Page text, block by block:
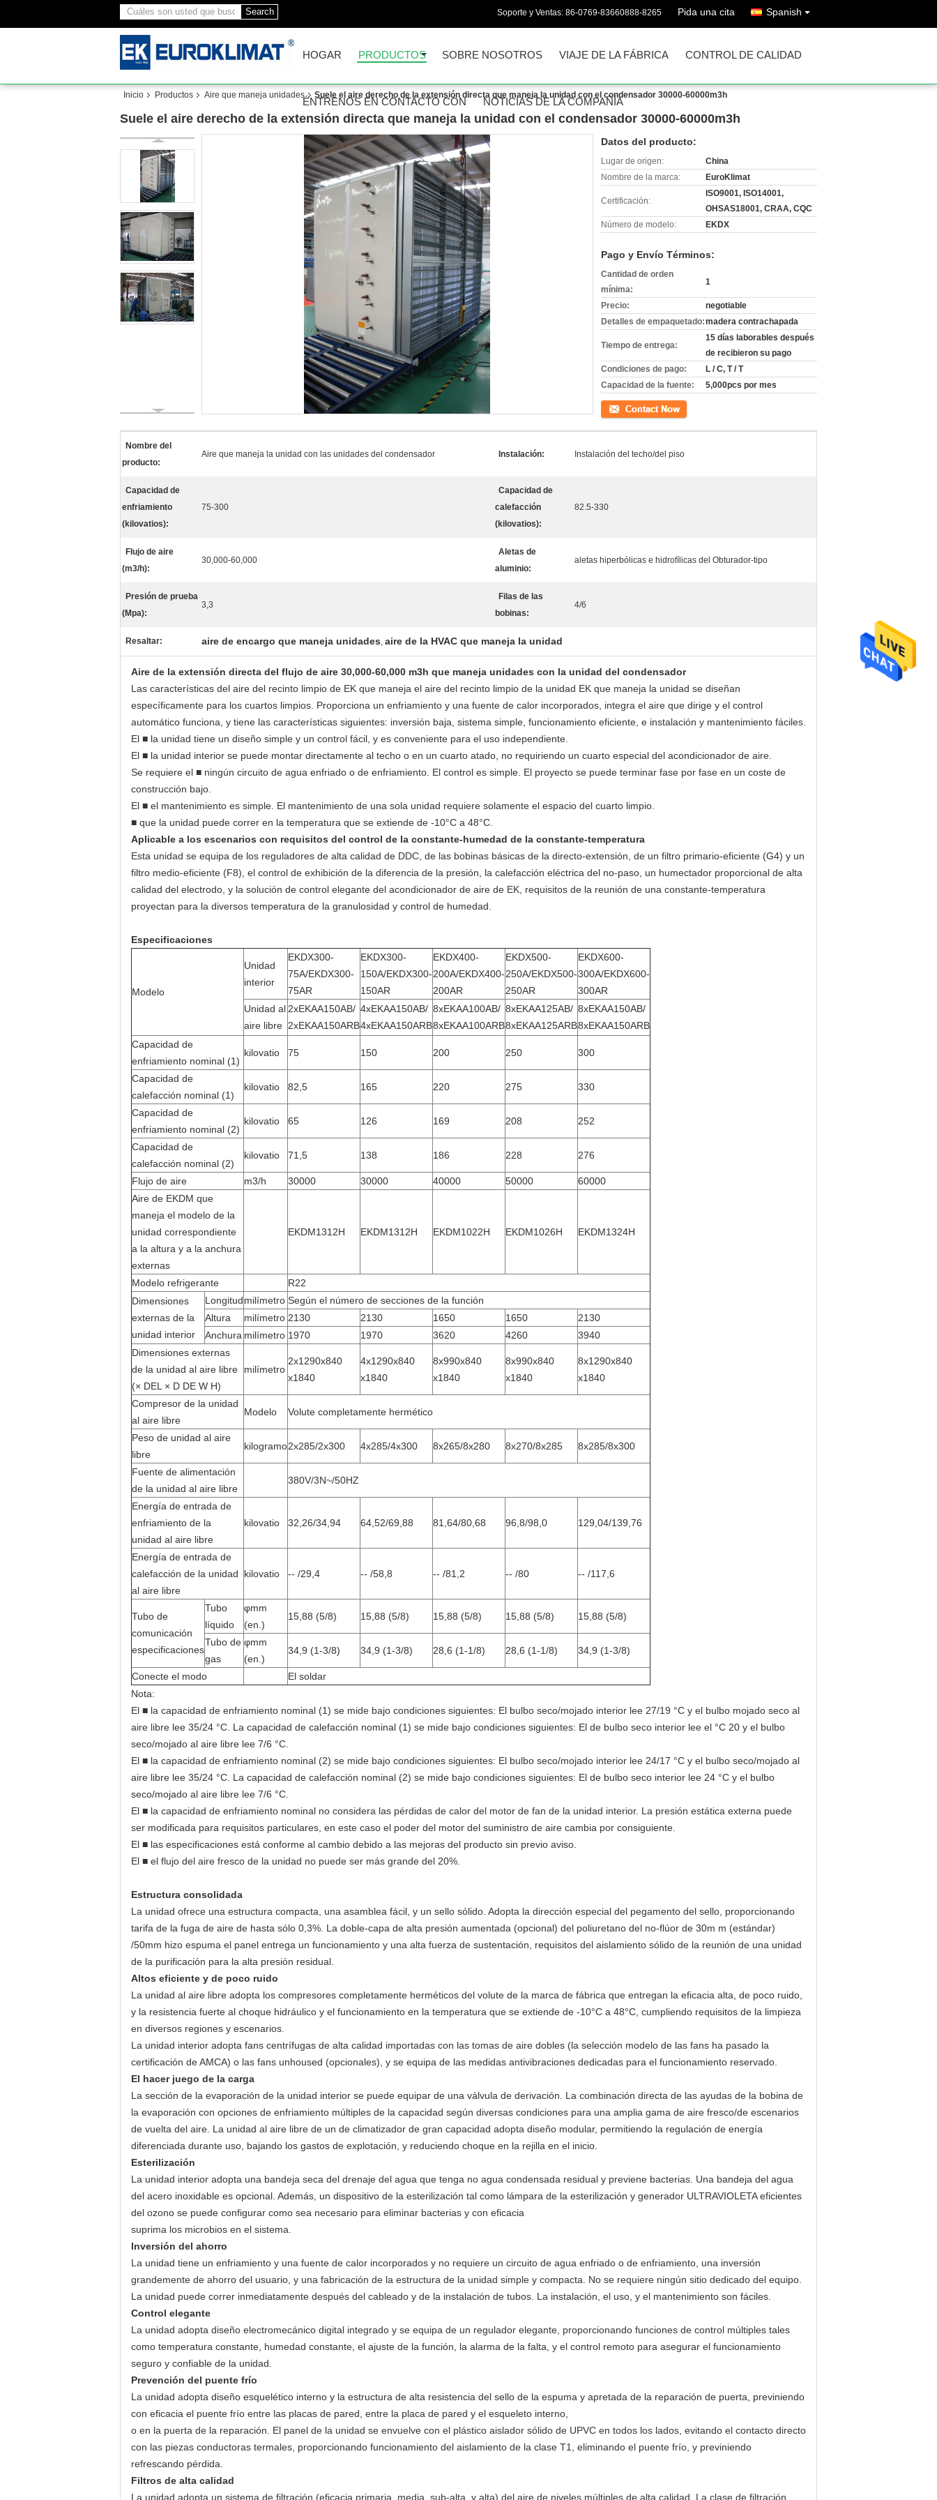
Search Soporte y Ventas: 86-0769-83660888-8265 Pida una cita Spanish
HOGAR PRODUCTOS SOBRE NOSOTROS VIAJE DE LA FÁBRICA CONTROL DE CALIDAD
ÉNTRENOS EN CONTACTO CON NOTICIAS DE LA COMPAÑÍA
Inicio Productos Aire que maneja unidades Suele el aire derecho de la extensión directa que maneja la unidad con el condensador 30000-60000m3h
Suele el aire derecho de la extensión directa que maneja la unidad con el condensador 30000-60000m3h
Datos del producto:
Lugar de origen:
China
Nombre de la marca:
EuroKlimat
Certificación:
ISO9001, ISO14001,
OHSAS18001, CRAA, CQC
Número de modelo:
EKDX
Pago y Envío Términos:
Cantidad de orden
mínima:
1
Precio:
negotiable
Detalles de empaquetado:madera contrachapada
Tiempo de entrega:
15 días laborables después
de recibieron su pago
Condiciones de pago:
L / C, T / T
Capacidad de la fuente:
5,000pcs por mes
Contacto
Nombre del
producto:
Aire que maneja la unidad con las unidades del condensador Instalación: Instalación del techo/del piso
Capacidad de
enfriamiento
(kilovatios):
75-300
Capacidad de
calefacción
(kilovatios):
82.5-330
Flujo de aire
(m3/h):
30,000-60,000
Aletas de
aluminio:
aletas hiperbólicas e hidrofílicas del Obturador-tipo
Presión de prueba
(Mpa):
3,3
Filas de las
bobinas:
4/6
Resaltar: aire de encargo que maneja unidades, aire de la HVAC que maneja la unidad
Aire de la extensión directa del flujo de aire 30,000-60,000 m3h que maneja unidades con la unidad del condensador
Las características del aire del recinto limpio de EK que maneja el aire del recinto limpio de la unidad EK que maneja la unidad se diseñan
específicamente para los cuartos limpios. Proporciona un enfriamiento y una fuente de calor incorporados, integra el aire que dirige y el control
automático funciona, y tiene las características siguientes: inversión baja, sistema simple, funcionamiento eficiente, e instalación y mantenimiento fáciles.
El ■ la unidad tiene un diseño simple y un control fácil, y es conveniente para el uso independiente.
El ■ la unidad interior se puede montar directamente al techo o en un cuarto atado, no requiriendo un cuarto especial del acondicionador de aire.
Se requiere el ■ ningún circuito de agua enfriado o de enfriamiento. El control es simple. El proyecto se puede terminar fase por fase en un coste de
construcción bajo.
El ■ el mantenimiento es simple. El mantenimiento de una sola unidad requiere solamente el espacio del cuarto limpio.
■ que la unidad puede correr en la temperatura que se extiende de -10°C a 48°C.
Aplicable a los escenarios con requisitos del control de la constante-humedad de la constante-temperatura
Esta unidad se equipa de los reguladores de alta calidad de DDC, de las bobinas básicas de la directo-extensión, de un filtro primario-eficiente (G4) y un
filtro medio-eficiente (F8), el control de exhibición de la diferencia de la presión, la calefacción eléctrica del no-paso, un humectador proporcional de alta
calidad del electrodo, y la solución de control elegante del acondicionador de aire de EK, requisitos de la reunión de una constante-temperatura
proyectan para la diversos temperatura de la granulosidad y control de humedad.
Especificaciones
Modelo
Unidad
interior
EKDX300-
75A/EKDX300-
75AR
EKDX300-
150A/EKDX300-
150AR
EKDX400-
200A/EKDX400-
200AR
EKDX500-
250A/EKDX500-
250AR
EKDX600-
300A/EKDX600-
300AR
Unidad al
aire libre
2xEKAA150AB/
2xEKAA150ARB
4xEKAA150AB/
4xEKAA150ARB
8xEKAA100AB/
8xEKAA100ARB
8xEKAA125AB/
8xEKAA125ARB
8xEKAA150AB/
8xEKAA150ARB
Capacidad de
enfriamiento nominal (1)
kilovatio 75 150 200 250 300
Capacidad de
calefacción nominal (1)
kilovatio 82,5 165 220 275 330
Capacidad de
enfriamiento nominal (2)
kilovatio 65 126 169 208 252
Capacidad de
calefacción nominal (2)
kilovatio 71,5 138 186 228 276
Flujo de aire m3/h 30000 30000 40000 50000
60000
Aire de EKDM que
maneja el modelo de la
unidad correspondiente
a la altura y a la anchura
externas
EKDM1312H EKDM1312H EKDM1022H EKDM1026H EKDM1324H
Modelo refrigerante
R22
Dimensiones
externas de la
unidad interior
Longitudmilímetro Según el número de secciones de la función
Altura
milímetro 2130 2130 1650 1650
2130
Anchura milímetro 1970 1970 3620 4260
3940
Dimensiones externas
de la unidad al aire libre
(× DEL × D DE W H)
milímetro
2x1290x840
x1840
4x1290x840
x1840
8x990x840
x1840
8x990x840
x1840
8x1290x840
x1840
Compresor de la unidad
al aire libre
Modelo Volute completamente hermético
Peso de unidad al aire
libre
kilogramo2x285/2x300 4x285/4x300 8x265/8x280 8x270/8x285 8x285/8x300
Fuente de alimentación
de la unidad al aire libre
380V/3N~/50HZ
Energía de entrada de
enfriamiento de la
unidad al aire libre
kilovatio 32,26/34,94 64,52/69,88 81,64/80,68 96,8/98,0 129,04/139,76
Energía de entrada de
calefacción de la unidad
al aire libre
kilovatio -- /29,4 -- /58,8 -- /81,2 -- /80 -- /117,6
Tubo de
comunicación
especificaciones
Tubo
líquido
φmm
(en.)
15,88 (5/8) 15,88 (5/8) 15,88 (5/8) 15,88 (5/8) 15,88 (5/8)
Tubo de
gas
φmm
(en.)
34,9 (1-3/8) 34,9 (1-3/8) 28,6 (1-1/8) 28,6 (1-1/8) 34,9 (1-3/8)
Conecte el modo
El soldar
Nota:
El ■ la capacidad de enfriamiento nominal (1) se mide bajo condiciones siguientes: El bulbo seco/mojado interior lee 27/19 °C y el bulbo mojado seco al
aire libre lee 35/24 °C. La capacidad de calefacción nominal (1) se mide bajo condiciones siguientes: El de bulbo seco interior lee el °C 20 y el bulbo
seco/mojado al aire libre lee 7/6 °C.
El ■ la capacidad de enfriamiento nominal (2) se mide bajo condiciones siguientes: El bulbo seco/mojado interior lee 24/17 °C y el bulbo seco/mojado al
aire libre lee 35/24 °C. La capacidad de calefacción nominal (2) se mide bajo condiciones siguientes: El de bulbo seco interior lee 24 °C y el bulbo
seco/mojado al aire libre lee 7/6 °C.
El ■ la capacidad de enfriamiento nominal no considera las pérdidas de calor del motor de fan de la unidad interior. La presión estática externa puede
ser modificada para requisitos particulares, en este caso el poder del motor del suministro de aire cambia por consiguiente.
El ■ las especificaciones está conforme al cambio debido a las mejoras del producto sin previo aviso.
El ■ el flujo del aire fresco de la unidad no puede ser más grande del 20%.
Estructura consolidada
La unidad ofrece una estructura compacta, una asamblea fácil, y un sello sólido. Adopta la dirección especial del pegamento del sello, proporcionando
tarifa de la fuga de aire de hasta sólo 0,3%. La doble-capa de alta presión aumentada (opcional) del poliuretano del no-flúor de 30m m (estándar)
/50mm hizo espuma el panel entrega un funcionamiento y una alta fuerza de sustentación, requisitos del aislamiento sólido de la reunión de una unidad
de la purificación para la alta presión residual.
Altos eficiente y de poco ruido
La unidad al aire libre adopta los compresores completamente herméticos del volute de la marca de fábrica que entregan la eficacia alta, de poco ruido,
y la resistencia fuerte al choque hidráulico y el funcionamiento en la temperatura que se extiende de -10°C a 48°C, cumpliendo requisitos de la limpieza
en diversos regiones y escenarios.
La unidad interior adopta fans centrífugas de alta calidad importadas con las tomas de aire dobles (la selección modelo de las fans ha pasado la
certificación de AMCA) o las fans unhoused (opcionales), y se equipa de las medidas antivibraciones dedicadas para el funcionamiento reservado.
El hacer juego de la carga
La sección de la evaporación de la unidad interior se puede equipar de una válvula de derivación. La combinación directa de las ayudas de la bobina de
la evaporación con opciones de enfriamiento múltiples de la capacidad según diversas condiciones para una amplia gama de aire fresco/de escenarios
de vuelta del aire. La unidad al aire libre de un de climatizador de gran capacidad adopta diseño modular, permitiendo la regulación de energía
diferenciada durante uso, bajando los gastos de explotación, y reduciendo choque en la rejilla en el inicio.
Esterilización
La unidad interior adopta una bandeja seca del drenaje del agua que tenga no agua condensada residual y previene bacterias. Una bandeja del agua
del acero inoxidable es opcional. Además, un dispositivo de la esterilización tal como lámpara de la esterilización y generador ULTRAVIOLETA eficientes
del ozono se puede configurar como sea necesario para eliminar bacterias y con eficacia
suprima los microbios en el sistema.
Inversión del ahorro
La unidad tiene un enfriamiento y una fuente de calor incorporados y no requiere un circuito de agua enfriado o de enfriamiento, una inversión
grandemente de ahorro del usuario, y una fabricación de la estructura de la unidad simple y compacta. No se requiere ningún sitio dedicado del equipo.
La unidad puede correr inmediatamente después del cableado y de la instalación de tubos. La instalación, el uso, y el mantenimiento son fáciles.
Control elegante
La unidad adopta diseño electromecánico digital integrado y se equipa de un regulador elegante, proporcionando funciones de control múltiples tales
como temperatura constante, humedad constante, el ajuste de la función, la alarma de la falta, y el control remoto para asegurar el funcionamiento
seguro y confiable de la unidad.
Prevención del puente frío
La unidad adopta diseño esquelético interno y la estructura de alta resistencia del sello de la espuma y apretada de la reparación de puerta, previniendo
con eficacia el puente frío entre las placas de pared, entre la placa de pared y el esqueleto interno,
o en la puerta de la reparación. El panel de la unidad se envuelve con el plástico aislador sólido de UPVC en todos los lados, evitando el contacto directo
con las piezas conductoras termales, proporcionando funcionamiento del aislamiento de la clase T1, eliminando el puente frío, y previniendo
refrescando pérdida.
Filtros de alta calidad
La unidad adopta un sistema de filtración (eficacia primaria, media, sub-alta, y alta) del aire de niveles múltiples de alta calidad. La clase de filtración